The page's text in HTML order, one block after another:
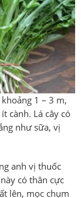
1 – 3 m,
cành. Lá cây có
như sữa, vị
anh vị thuốc
có thân cực
lên, mọc chụm